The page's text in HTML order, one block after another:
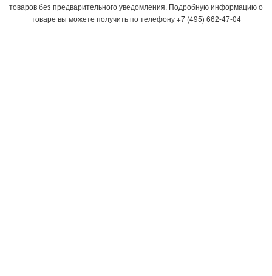
товаров без предварительного уведомления. Подробную информацию о
товаре вы можете получить по телефону +7 (495) 662-47-04